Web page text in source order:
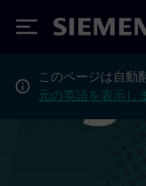
Siemens
このページは自動
元の英語を表示し